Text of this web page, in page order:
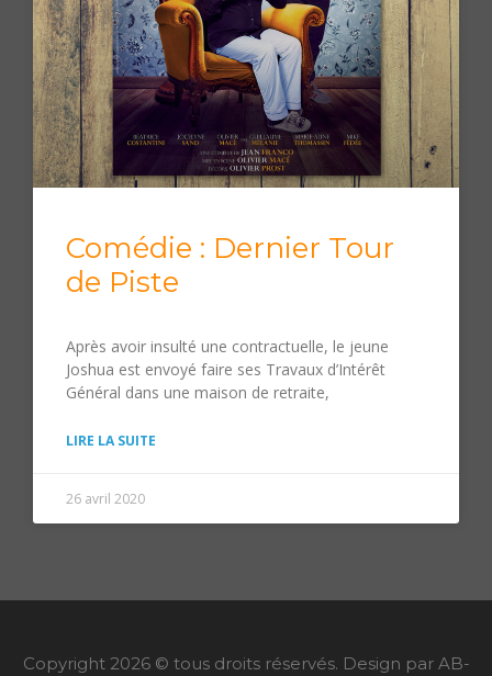
Comédie : Dernier Tour
de Piste
Après avoir insulté une contractuelle, le jeune
Joshua est envoyé faire ses Travaux d’Intérêt
Général dans une maison de retraite,
LIRE LA SUITE
26 avril 2020
Copyright 2026 © tous droits réservés. Design par AB-